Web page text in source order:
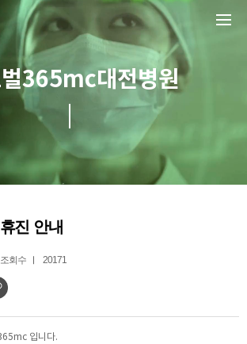
365mc대전병원
진 안내
조회수 20171
입니다.